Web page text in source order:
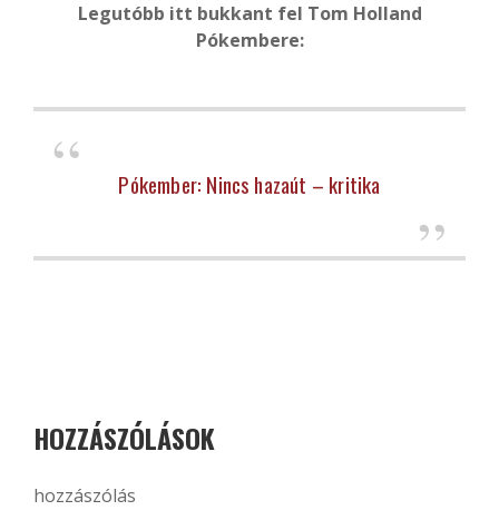
Legutóbb itt bukkant fel Tom Holland
Pókembere:
Pókember: Nincs hazaút – kritika
HOZZÁSZÓLÁSOK
hozzászólás